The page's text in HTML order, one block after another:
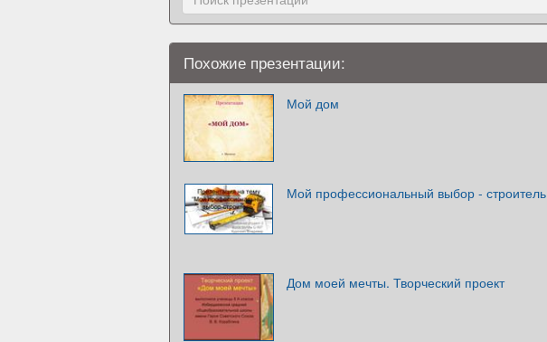
Похожие презентации:
Мой дом
Мой профессиональный выбор - строитель
Дом моей мечты. Творческий проект